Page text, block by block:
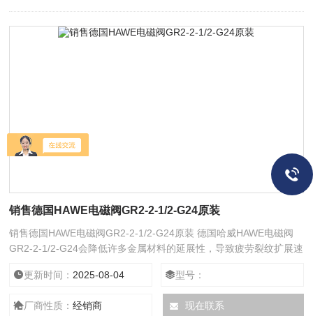
销售德国HAWE电磁阀GR2-2-1/2-G24原装
销售德国HAWE电磁阀GR2-2-1/2-G24原装 德国哈威HAWE电磁阀
GR2-2-1/2-G24会降低许多金属材料的延展性，导致疲劳裂纹扩展速
取决于氢环境、材料特性和施加的应力。这通常使用图 1 所示的维
恩图定性说明。HEE 发生在三个圆圈的交点处。氢环境影响脆化的
氢环境关键参数是温度、压力、浓度和气体杂质。对于许多材料而
更新时间： 2025-08-04 型号：
厂商性质：经销商 现在联系